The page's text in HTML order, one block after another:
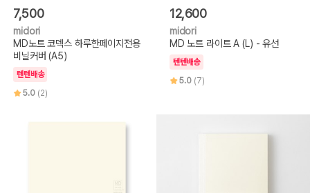
7,500
midori
MD노트 코덱스 하루한페이지전용
비닐커버 (A5)
텐텐배송
5.0 (2)
12,600
midori
MD 노트 라이트 A (L) - 유선
텐텐배송
5.0 (7)